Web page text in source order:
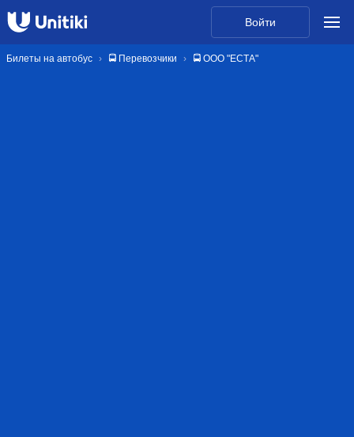
Войти
Билеты на автобус 🚍 Перевозчики 🚍 ООО "ЕСТА"